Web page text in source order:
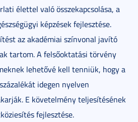
élettel való összekapcsolása, a
képzések fejlesztése.
az akadémiai színvonal javító
tartom. A felsőoktatási törvény
lehetővé kell tenniük, hogy a
idegen nyelven
E követelmény teljesítésének
fejlesztése.